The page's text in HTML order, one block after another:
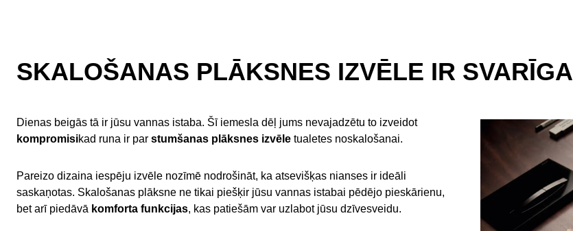
SKALOŠANAS PLĀKSNES IZVĒLE IR SVARĪGA
Dienas beigās tā ir jūsu vannas istaba. Šī iemesla dēļ jums nevajadzētu to izveidot
kompromisikad runa ir par stumšanas plāksnes izvēle tualetes noskalošanai.
Pareizo dizaina iespēju izvēle nozīmē nodrošināt, ka atsevišķas nianses ir ideāli
saskaņotas. Skalošanas plāksne ne tikai piešķir jūsu vannas istabai pēdējo pieskārienu,
bet arī piedāvā komforta funkcijas, kas patiešām var uzlabot jūsu dzīvesveidu.